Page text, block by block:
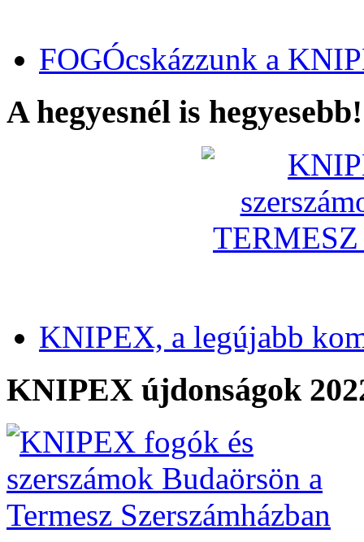
FOGÓcskázzunk a
A hegyesnél is hegyesebb!
KNIPEX, a legújabb
KNIPEX újdonságok